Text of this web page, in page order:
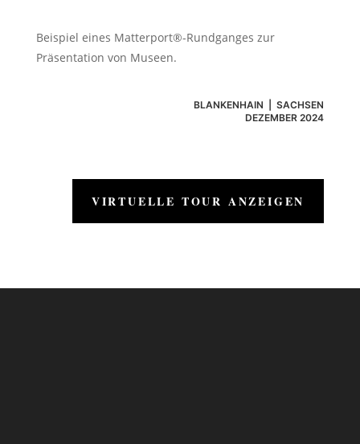
Beispiel eines Matterport®-Rundganges zur
Präsentation von Museen.
BLANKENHAIN | SACHSEN
DEZEMBER 2024
VIRTUELLE TOUR ANZEIGEN